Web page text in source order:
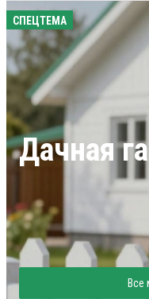
СПЕЦТЕМА
Дачная
Все